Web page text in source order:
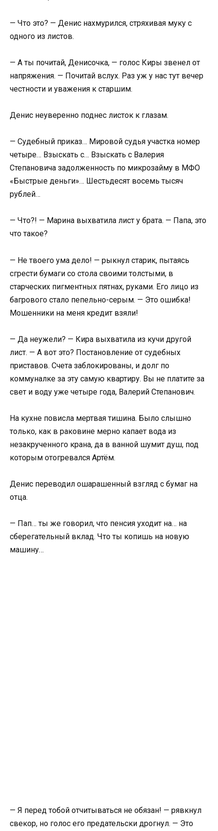
— Что это? — Денис нахмурился, стряхивая муку с
одного из листов.
— А ты почитай, Денисочка, — голос Киры звенел от
напряжения. — Почитай вслух. Раз уж у нас тут вечер
честности и уважения к старшим.
Денис неуверенно поднес листок к глазам.
— Судебный приказ… Мировой судья участка номер
четыре… Взыскать с… Взыскать с Валерия
Степановича задолженность по микрозайму в МФО
«Быстрые деньги»… Шестьдесят восемь тысяч
рублей…
— Что?! — Марина выхватила лист у брата. — Папа, это
что такое?
— Не твоего ума дело! — рыкнул старик, пытаясь
сгрести бумаги со стола своими толстыми, в
старческих пигментных пятнах, руками. Его лицо из
багрового стало пепельно-серым. — Это ошибка!
Мошенники на меня кредит взяли!
— Да неужели? — Кира выхватила из кучи другой
лист. — А вот это? Постановление от судебных
приставов. Счета заблокированы, и долг по
коммуналке за эту самую квартиру. Вы не платите за
свет и воду уже четыре года, Валерий Степанович.
На кухне повисла мертвая тишина. Было слышно
только, как в раковине мерно капает вода из
незакрученного крана, да в ванной шумит душ, под
которым отогревался Артём.
Денис переводил ошарашенный взгляд с бумаг на
отца.
— Пап… ты же говорил, что пенсия уходит на… на
сберегательный вклад. Что ты копишь на новую
машину…
— Я перед тобой отчитываться не обязан! — рявкнул
свекор, но голос его предательски дрогнул. — Это